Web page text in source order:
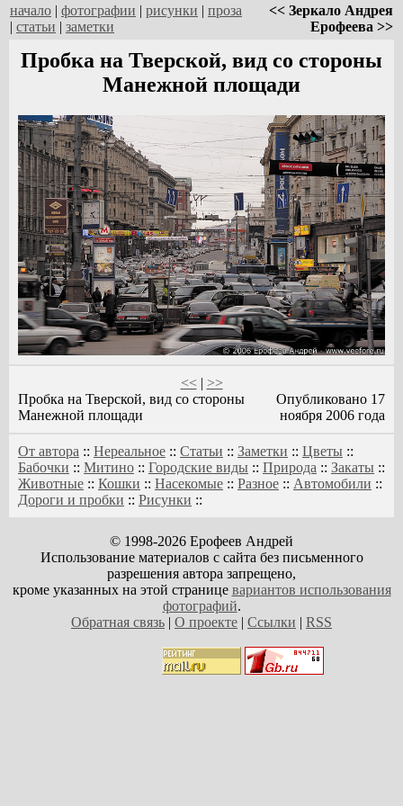
начало | фотографии | рисунки | проза
| статьи | заметки
<< Зеркало Андрея
Ерофеева >>
Пробка на Тверской, вид со стороны
Манежной площади
<<| >>
Пробка на Тверской, вид со стороны
Манежной площади
Опубликовано 17
ноября 2006 года
От автора :: Нереальное :: Статьи :: Заметки :: Цветы ::
Бабочки :: Митино :: Городские виды :: Природа :: Закаты ::
Животные :: Кошки :: Насекомые :: Разное :: Автомобили ::
Дороги и пробки :: Рисунки ::
© 1998-2026 Ерофеев Андрей
Использование материалов с сайта без письменного
разрешения автора запрещено,
кроме указанных на этой странице вариантов использования
фотографий.
Обратная связь | О проекте | Ссылки | RSS